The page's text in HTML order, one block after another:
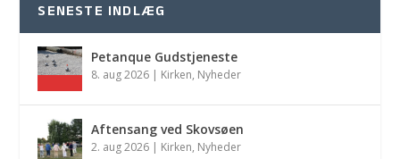
SENESTE INDLÆG
Petanque Gudstjeneste
8. aug 2026 | Kirken, Nyheder
Aftensang ved Skovsøen
2. aug 2026 | Kirken, Nyheder